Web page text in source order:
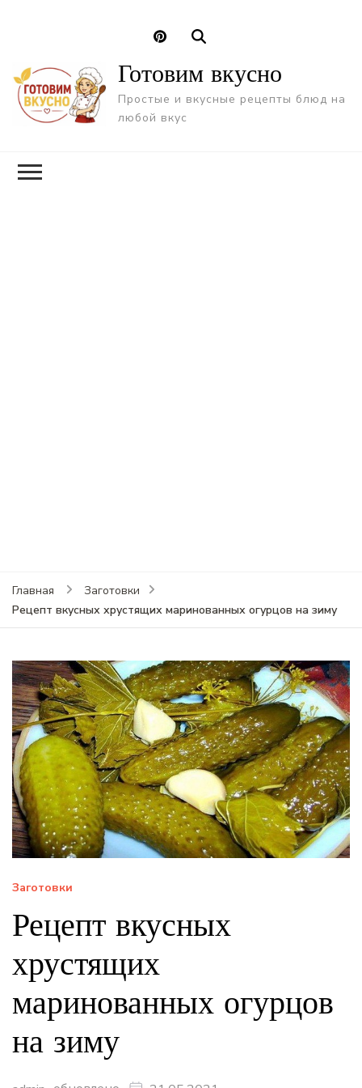
Готовим вкусно
Простые и вкусные рецепты блюд на
любой вкус
Главная
Заготовки
Рецепт вкусных хрустящих маринованных огурцов на зиму
Заготовки
Рецепт вкусных
хрустящих
маринованных огурцов
на зиму